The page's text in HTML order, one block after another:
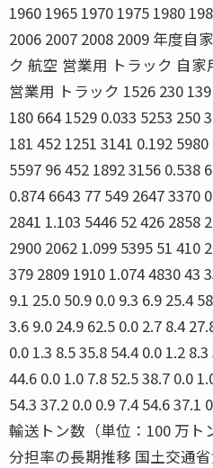
1960 1965 1970 1975 1980
2006 2007 2008 2009 年度自
ク 航空 営業用 トラック 自
営業用 トラック 1526 230
180 664 1529 0.033 5253 250
181 452 1251 3141 0.192
5597 96 452 1892 3156 0.538
0.874 6643 77 549 2647 3370
2841 1.103 5446 52 426 2858
2900 2062 1.099 5395 51 410
379 2809 1910 1.074 4830 43
9.1 25.0 50.9 0.0 9.3 6.9 25.4
3.6 9.0 24.9 62.5 0.0 2.7 8.4
0.0 1.3 8.5 35.8 54.4 0.0 1.2
44.6 0.0 1.0 7.8 52.5 38.7 0.0
54.3 37.2 0.0 0.9 7.4 54.6 37.1
輸送トン数（単位：100 万
分担率の長期推移 国土交通